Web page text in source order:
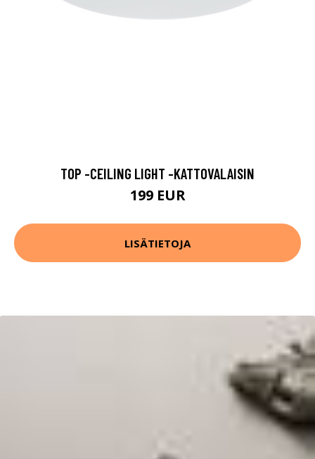
TOP -CEILING LIGHT -KATTOVALAISIN
199 EUR
LISÄTIETOJA